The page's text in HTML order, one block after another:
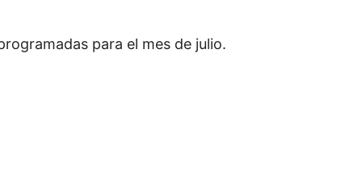
para el mes de julio.